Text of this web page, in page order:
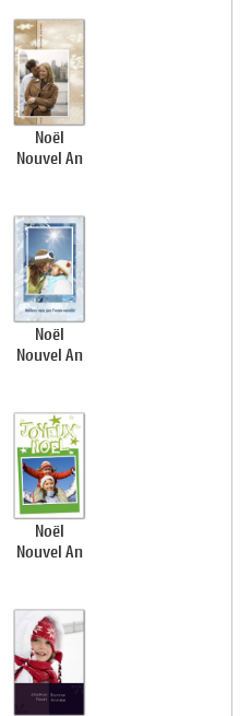
Noël
Nouvel An
Noël
Nouvel An
Noël
Nouvel An